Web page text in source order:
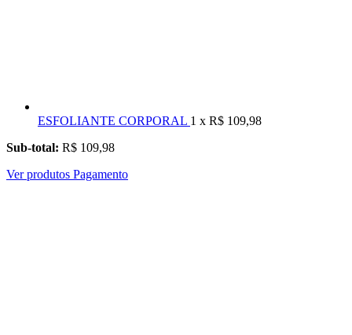
ESFOLIANTE CORPORAL 1 x R$ 109,98
Sub-total: R$ 109,98
Ver produtos Pagamento